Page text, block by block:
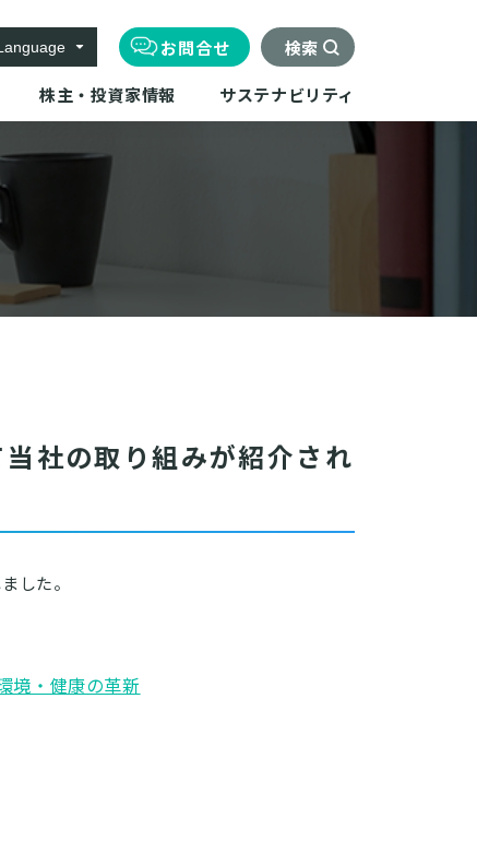
お問合せ 検索
株主・投資家情報 サステナビリティ
社の取り組みが紹介され
した。
境・健康の革新